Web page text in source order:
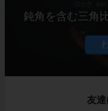
鈍角を含む三角
友達